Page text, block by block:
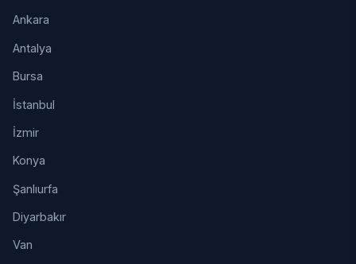
Ankara
Antalya
Bursa
İstanbul
İzmir
Konya
Şanlıurfa
Diyarbakır
Van